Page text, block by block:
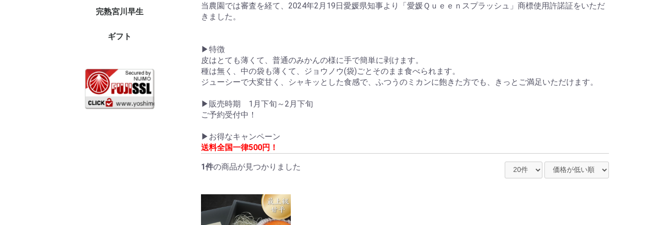
完熟宮川早生
ギフト
当農園では審査を経て、2024年2月19日愛媛県知事より「愛媛Ｑｕｅｅｎスプラッシュ」商標使用許諾証をいただ
きました。
▶特徴
皮はとても薄くて、普通のみかんの様に手で簡単に剥けます。
種は無く、中の袋も薄くて、ジョウノウ(袋)ごとそのまま食べられます。
ジューシーで大変甘く、シャキッとした食感で、ふつうのミカンに飽きた方でも、きっとご満足いただけます。
▶販売時期 1月下旬～2月下旬
ご予約受付中！
▶お得なキャンペーン
送料全国一律500円！
1件の商品が見つかりました